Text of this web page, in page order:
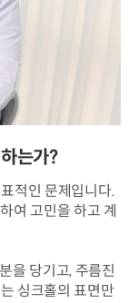
는가?
적인 문제입니다.
여 고민을 하고 계
을 당기고, 주름진
싱크홀의 표면만